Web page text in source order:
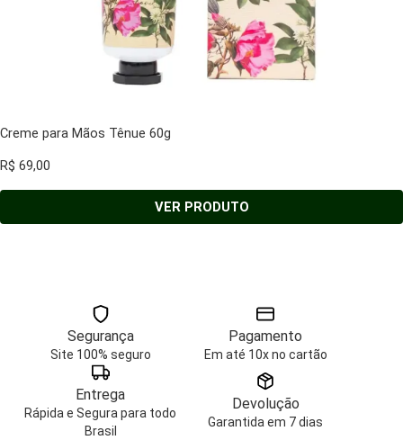
Creme para Mãos Tênue 60g
R$ 69,00
VER PRODUTO
Segurança
Site 100% seguro
Pagamento
Em até 10x no cartão
Entrega
Rápida e Segura para todo
Brasil
Devolução
Garantida em 7 dias